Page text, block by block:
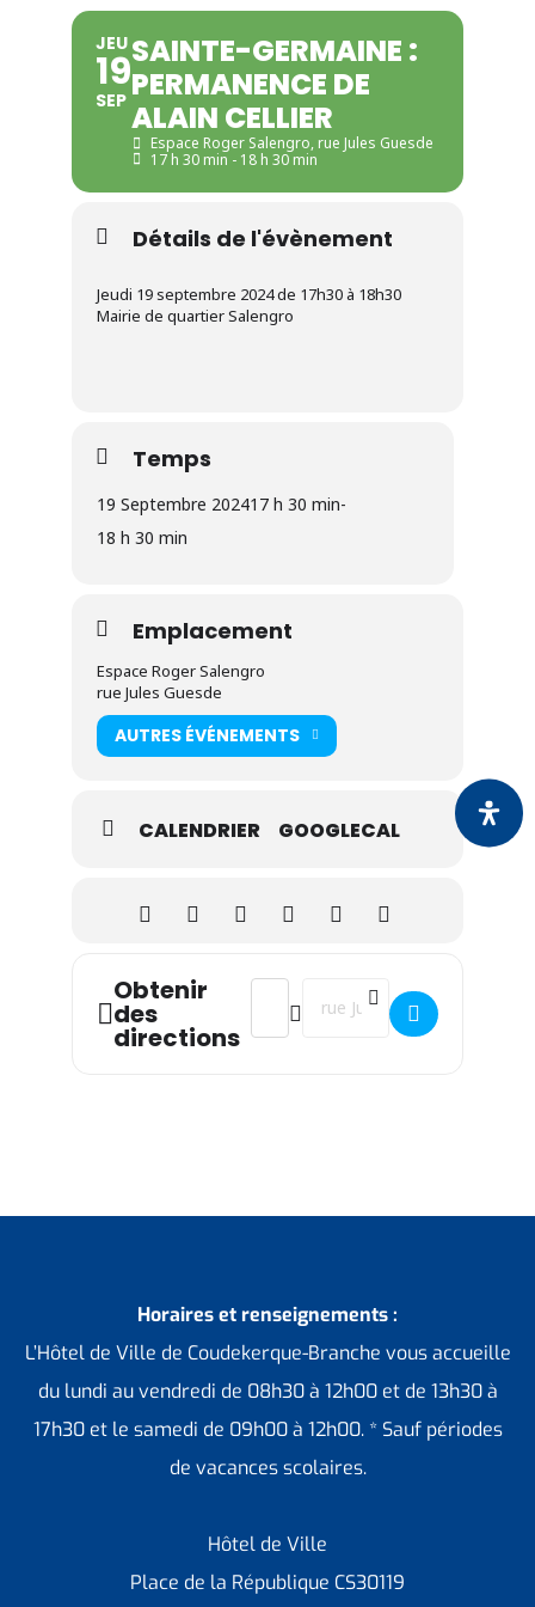
JEU
19
SEP
SAINTE-GERMAINE :
PERMANENCE DE
ALAIN CELLIER
Espace Roger Salengro, rue Jules Guesde
17 h 30 min - 18 h 30 min
Détails de l'évènement
Jeudi 19 septembre 2024 de 17h30 à 18h30
Mairie de quartier Salengro
Temps
19 Septembre 202417 h 30 min-
18 h 30 min
Emplacement
Espace Roger Salengro
rue Jules Guesde
AUTRES ÉVÉNEMENTS
CALENDRIER GOOGLECAL
Obtenir
des
directions
Address - SAINTE-GERMAINE :
Destination Address -
Horaires et renseignements :
L’Hôtel de Ville de Coudekerque-Branche vous accueille
du lundi au vendredi de 08h30 à 12h00 et de 13h30 à
17h30 et le samedi de 09h00 à 12h00. * Sauf périodes
de vacances scolaires.
Hôtel de Ville
Place de la République CS30119